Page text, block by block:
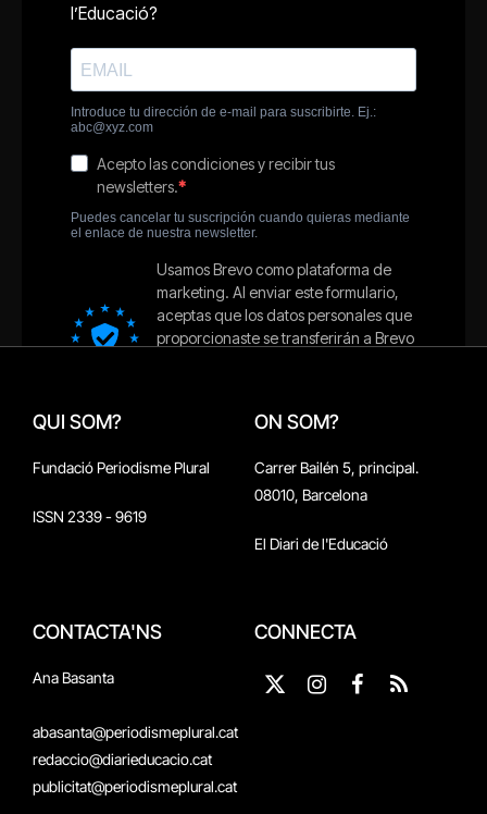
QUI SOM?
Fundació Periodisme Plural
ISSN 2339 - 9619
ON SOM?
Carrer Bailén 5, principal.
08010, Barcelona
El Diari de l'Educació
CONTACTA'NS
Ana Basanta
abasanta@periodismeplural.cat
redaccio@diarieducacio.cat
publicitat@periodismeplural.cat
CONNECTA
X
Instagram
Facebook
RSS